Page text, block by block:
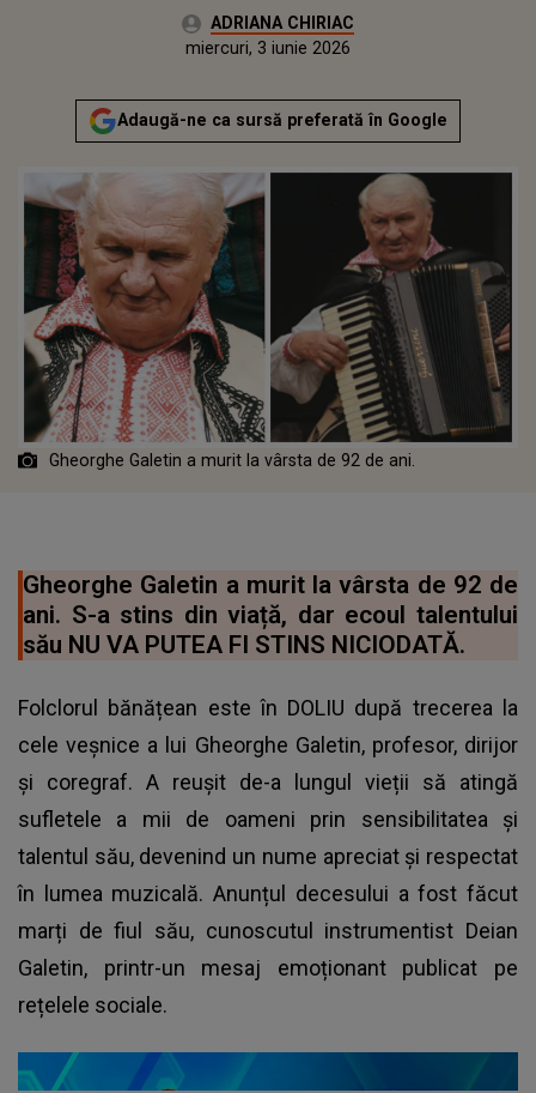
Autor:ADRIANA CHIRIAC
Actualizat:
miercuri, 3 iunie 2026
Adaugă-ne ca sursă preferată în Google
Gheorghe Galetin a murit la vârsta de 92 de ani.
Gheorghe Galetin a murit la vârsta de 92 de
ani. S-a stins din viață, dar ecoul talentului
său NU VA PUTEA FI STINS NICIODATĂ.
Folclorul bănățean este în DOLIU după trecerea la
cele veșnice a lui Gheorghe Galetin, profesor, dirijor
și coregraf. A reușit de-a lungul vieții să atingă
sufletele a mii de oameni prin sensibilitatea și
talentul său, devenind un nume apreciat și respectat
în lumea muzicală. Anunțul decesului a fost făcut
marți de fiul său, cunoscutul instrumentist Deian
Galetin, printr-un mesaj emoționant publicat pe
rețelele sociale.